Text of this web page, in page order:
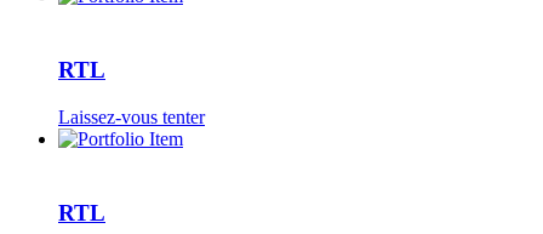
RTL
Laissez-vous tenter
RTL